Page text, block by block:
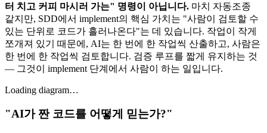
터 치고 커피 마시러 가는" 명령이 아닙니다. 마치 자동조종
같지만, SDD에서 implement의 핵심 가치는 "사람이 검토할 수
있는 단위로 코드가 흘러나온다"는 데 있습니다. 작업이 작게
쪼개져 있기 때문에, AI는 한 번에 한 작업씩 산출하고, 사람은
한 번에 한 작업씩 검토합니다. 검증 루프를 짧게 유지하는 것
— 그것이 implement 단계에서 사람이 하는 일입니다.
Loading diagram…
"AI가 짠 코드를 어떻게 믿는가?"